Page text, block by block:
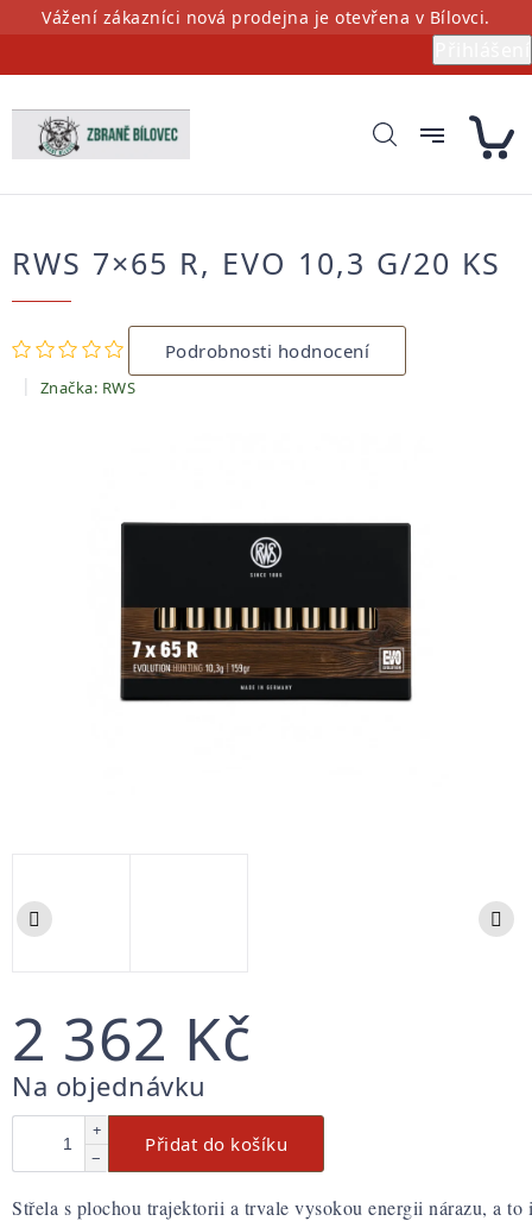
PřejítVážení zákazníci nová prodejna je otevřena v Bílovci.
RWS 7×65 R, EVO 10,3 G/20 KS
Průměrné
hodnocení
produktu
je
Podrobnosti hodnocení
Značka: RWS
2 362 Kč
Měrná
Na objednávku
+
−
Přidat do košíku
Střela s plochou trajektorii a trvale vysokou energii nárazu, a to